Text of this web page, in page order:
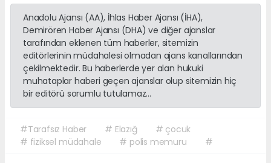
Anadolu Ajansı (AA), İhlas Haber Ajansı (İHA),
Demirören Haber Ajansı (DHA) ve diğer ajanslar
tarafından eklenen tüm haberler, sitemizin
editörlerinin müdahalesi olmadan ajans kanallarından
çekilmektedir. Bu haberlerde yer alan hukuki
muhataplar haberi geçen ajanslar olup sitemizin hiç
bir editörü sorumlu tutulamaz...
#Tarafsız Haber # Elazığ
# çocuk
# fiziksel müdahale
# polis memuru #